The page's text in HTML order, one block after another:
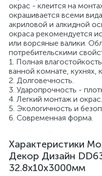
окрас - клеится на
окрашивается всеми
акриловой и алкидной
окраса рекомендуется
или ворсяные валики.
потребительскими
1. Полная
ванной комнате, кухнях,
2. Долговечность.
3. Ударопрочность -
4. Легкий монтаж и окрас.
5. Экологичность и
6. Современная форма.
Характеристики
Декор Дизайн
32.8x10x3000мм